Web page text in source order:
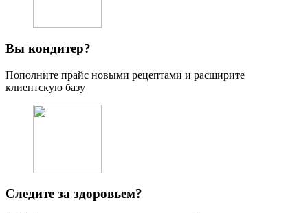
Вы кондитер?
Пополните прайс новыми рецептами и расширите
клиентскую базу
Следите за здоровьем?